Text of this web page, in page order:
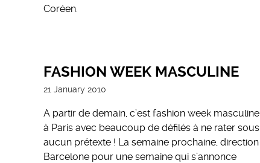
Coréen.
FASHION WEEK MASCULINE
21 January 2010
A partir de demain, c’est fashion week masculine
à Paris avec beaucoup de défilés à ne rater sous
aucun prétexte ! La semaine prochaine, direction
Barcelone pour une semaine qui s’annonce